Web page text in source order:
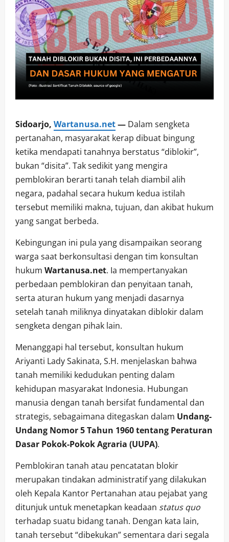
Sidoarjo, Wartanusa.net— Dalam sengketa
pertanahan, masyarakat kerap dibuat bingung
ketika mendapati tanahnya berstatus “diblokir”,
bukan “disita”. Tak sedikit yang mengira
pemblokiran berarti tanah telah diambil alih
negara, padahal secara hukum kedua istilah
tersebut memiliki makna, tujuan, dan akibat hukum
yang sangat berbeda.
Kebingungan ini pula yang disampaikan seorang
warga saat berkonsultasi dengan tim konsultan
hukum Wartanusa.net. Ia mempertanyakan
perbedaan pemblokiran dan penyitaan tanah,
serta aturan hukum yang menjadi dasarnya
setelah tanah miliknya dinyatakan diblokir dalam
sengketa dengan pihak lain.
Menanggapi hal tersebut, konsultan hukum
Ariyanti Lady Sakinata, S.H. menjelaskan bahwa
tanah memiliki kedudukan penting dalam
kehidupan masyarakat Indonesia. Hubungan
manusia dengan tanah bersifat fundamental dan
strategis, sebagaimana ditegaskan dalam Undang-
Undang Nomor 5 Tahun 1960 tentang Peraturan
Dasar Pokok-Pokok Agraria (UUPA).
Pemblokiran tanah atau pencatatan blokir
merupakan tindakan administratif yang dilakukan
oleh Kepala Kantor Pertanahan atau pejabat yang
ditunjuk untuk menetapkan keadaan status quo
terhadap suatu bidang tanah. Dengan kata lain,
tanah tersebut “dibekukan” sementara dari segala